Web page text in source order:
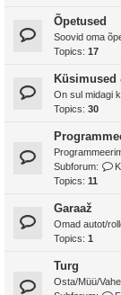
Õpetused
Soovid oma
Topics: 17
Küsimused
On sul midagi
Topics: 30
Subforum:
Topics: 11
Garaaž
Omad autot/
Topics: 1
Turg
Osta/Müü/